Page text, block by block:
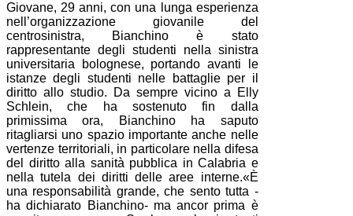
Giovane, 29 anni, con una lunga esperienza
nell’organizzazione giovanile del
centrosinistra, Bianchino è stato
rappresentante degli studenti nella sinistra
universitaria bolognese, portando avanti le
istanze degli studenti nelle battaglie per il
diritto allo studio. Da sempre vicino a Elly
Schlein, che ha sostenuto fin dalla
primissima ora, Bianchino ha saputo
ritagliarsi uno spazio importante anche nelle
vertenze territoriali, in particolare nella difesa
del diritto alla sanità pubblica in Calabria e
nella tutela dei diritti delle aree interne.«È
una responsabilità grande, che sento tutta -
ha dichiarato Bianchino- ma ancor prima è